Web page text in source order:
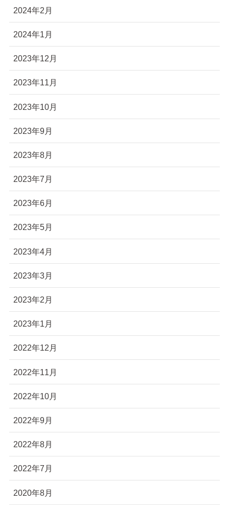
2024年2月
2024年1月
2023年12月
2023年11月
2023年10月
2023年9月
2023年8月
2023年7月
2023年6月
2023年5月
2023年4月
2023年3月
2023年2月
2023年1月
2022年12月
2022年11月
2022年10月
2022年9月
2022年8月
2022年7月
2020年8月